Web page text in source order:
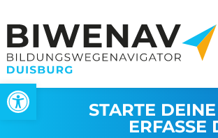
Werkzeugleiste öffnen
STARTE
ERFASSE